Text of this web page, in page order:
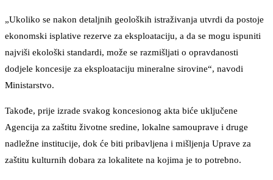
„Ukoliko se nakon detaljnih geoloških istraživanja utvrdi da postoje
ekonomski isplative rezerve za eksploataciju, a da se mogu ispuniti
najviši ekološki standardi, može se razmišljati o opravdanosti
dodjele koncesije za eksploataciju mineralne sirovine“, navodi
Ministarstvo.
Takođe, prije izrade svakog koncesionog akta biće uključene
Agencija za zaštitu životne sredine, lokalne samouprave i druge
nadležne institucije, dok će biti pribavljena i mišljenja Uprave za
zaštitu kulturnih dobara za lokalitete na kojima je to potrebno.